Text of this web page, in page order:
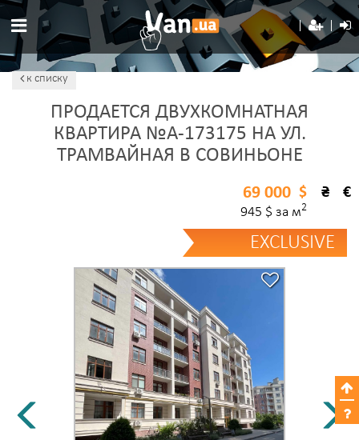
к списку
ПРОДАЕТСЯ ДВУХКОМНАТНАЯ
КВАРТИРА №A-173175 НА УЛ.
ТРАМВАЙНАЯ В СОВИНЬОНЕ
$ ₴ €
69 000
945 $ за м2
EXCLUSIVE